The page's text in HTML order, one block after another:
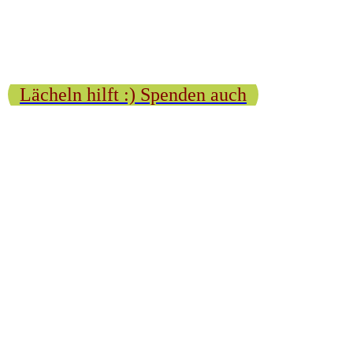
Lächeln hilft :) Spenden auch